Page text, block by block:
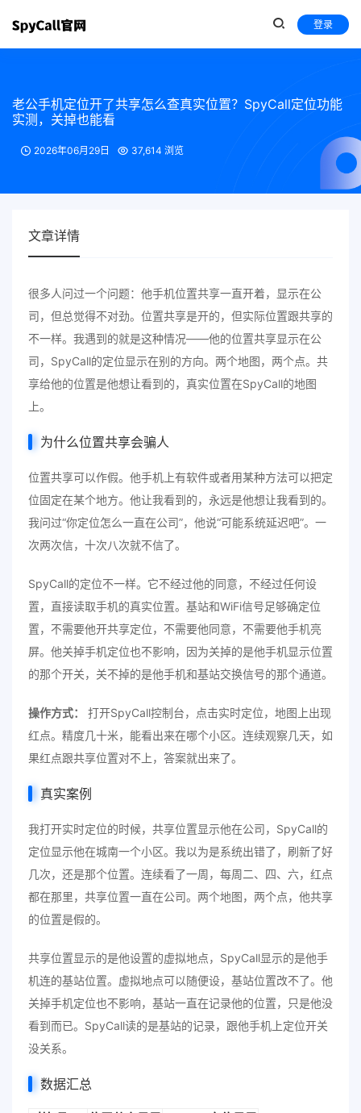
登录
老公手机定位开了共享怎么查真实位置？SpyCall定位功能
实测，关掉也能看
2026年06月29日 37,614 浏览
文章详情
很多人问过一个问题：他手机位置共享一直开着，显示在公
司，但总觉得不对劲。位置共享是开的，但实际位置跟共享的
不一样。我遇到的就是这种情况——他的位置共享显示在公
司，SpyCall的定位显示在别的方向。两个地图，两个点。共
享给他的位置是他想让看到的，真实位置在SpyCall的地图
上。
为什么位置共享会骗人
位置共享可以作假。他手机上有软件或者用某种方法可以把定
位固定在某个地方。他让我看到的，永远是他想让我看到的。
我问过“你定位怎么一直在公司”，他说“可能系统延迟吧”。一
次两次信，十次八次就不信了。
SpyCall的定位不一样。它不经过他的同意，不经过任何设
置，直接读取手机的真实位置。基站和WiFi信号足够确定位
置，不需要他开共享定位，不需要他同意，不需要他手机亮
屏。他关掉手机定位也不影响，因为关掉的是他手机显示位置
的那个开关，关不掉的是他手机和基站交换信号的那个通道。
操作方式：
打开SpyCall控制台，点击实时定位，地图上出现
红点。精度几十米，能看出来在哪个小区。连续观察几天，如
果红点跟共享位置对不上，答案就出来了。
真实案例
我打开实时定位的时候，共享位置显示他在公司，SpyCall的
定位显示他在城南一个小区。我以为是系统出错了，刷新了好
几次，还是那个位置。连续看了一周，每周二、四、六，红点
都在那里，共享位置一直在公司。两个地图，两个点，他共享
的位置是假的。
共享位置显示的是他设置的虚拟地点，SpyCall显示的是他手
机连的基站位置。虚拟地点可以随便设，基站位置改不了。他
关掉手机定位也不影响，基站一直在记录他的位置，只是他没
看到而已。SpyCall读的是基站的记录，跟他手机上定位开关
没关系。
数据汇总